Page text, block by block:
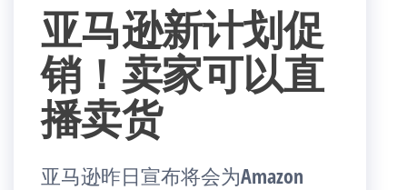
亚马逊新计划促
销！卖家可以直
播卖货
亚马逊昨日宣布将会为Amazon